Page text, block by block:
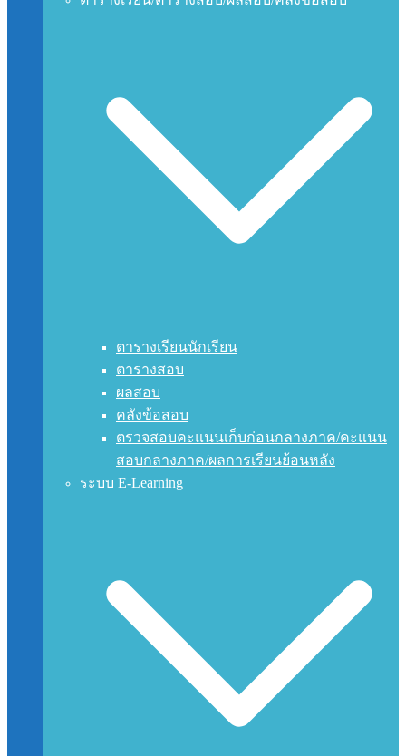
ตารางเรียนนักเรียน
ตารางสอบ
ผลสอบ
คลังข้อสอบ
ตรวจสอบคะแนนเก็บก่อนกลางภาค/คะแนน
สอบกลางภาค/ผลการเรียนย้อนหลัง
ระบบ E-Learning